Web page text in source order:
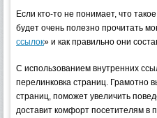
Если кто-то не понимает, что
будет очень полезно прочитать
ссылок» и как правильно они
С использованием внутренних
перелинковка страниц. Грамотно
страниц, поможет увеличить
доставит комфорт посетителям